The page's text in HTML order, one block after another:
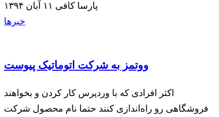
پارسا کافی ۱۱ آبان ۱۳۹۴
خبرها
ووتمز به شرکت اتوماتیک پیوست
اکثر افرادی که با وردپرس کار کردن و بخواهند
فروشگاهی رو راه‌اندازی کنند حتما نام محصول شرکت